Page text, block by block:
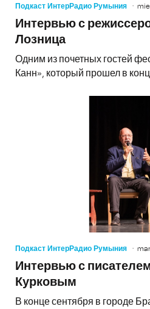
Подкаст ИнтерРадио Румыния
Интервью с
Лозница
Одним из почетных гостей
Канн», который прошел в
Подкаст ИнтерРадио Румыния
Интервью с
Курковым
В конце сентября в городе